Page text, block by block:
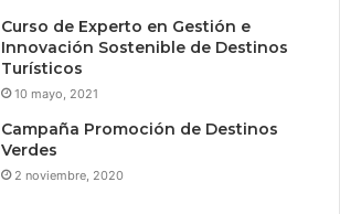
Curso de Experto en Gestión e
Innovación Sostenible de Destinos
Turísticos
10 mayo, 2021
Campaña Promoción de Destinos
Verdes
2 noviembre, 2020